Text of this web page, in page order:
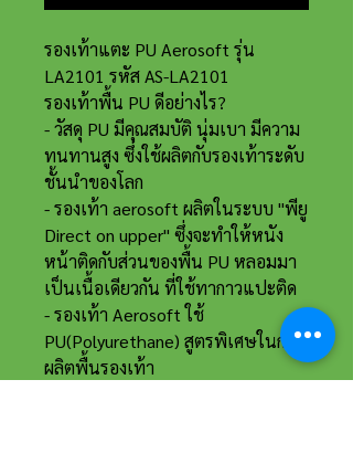
รองเท้าแตะ PU Aerosoft รุ่น
LA2101 รหัส AS-LA2101
รองเท้าพื้น PU ดีอย่างไร?
- วัสดุ PU มีคุณสมบัติ นุ่มเบา มีความ
ทนทานสูง ซึ่งใช้ผลิตกับรองเท้าระดับ
ชั้นนำของโลก
- รองเท้า aerosoft ผลิตในระบบ "พียู
Direct on upper" ซึ่งจะทำให้หนัง
หน้าติดกับส่วนของพื้น PU หลอมมา
เป็นเนื้อเดียวกัน ที่ใช้ทากาวแปะติด
- รองเท้า Aerosoft ใช้
PU(Polyurethane) สูตรพิเศษในการ
ผลิตพื้นรองเท้า